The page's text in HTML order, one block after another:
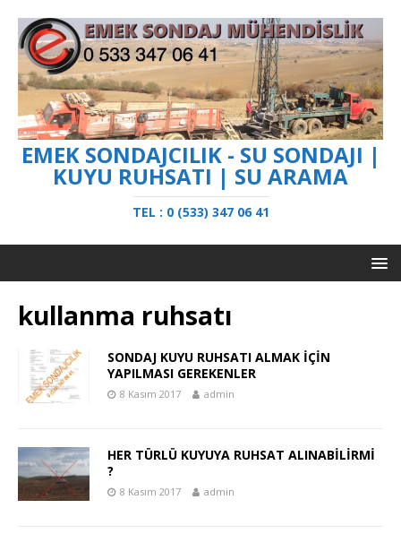
EMEK SONDAJCILIK - SU SONDAJI |
KUYU RUHSATI | SU ARAMA
TEL : 0 (533) 347 06 41
kullanma ruhsatı
SONDAJ KUYU RUHSATI ALMAK İÇİN
YAPILMASI GEREKENLER
8 Kasım 2017 admin
HER TÜRLÜ KUYUYA RUHSAT ALINABİLİRMİ
?
8 Kasım 2017 admin